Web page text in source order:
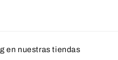
en nuestras tiendas